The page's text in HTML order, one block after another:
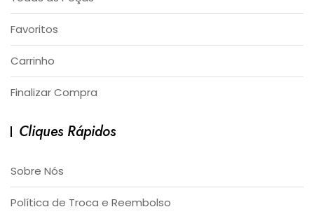
Favoritos
Carrinho
Finalizar Compra
Cliques Rápidos
Sobre Nós
Política de Troca e Reembolso